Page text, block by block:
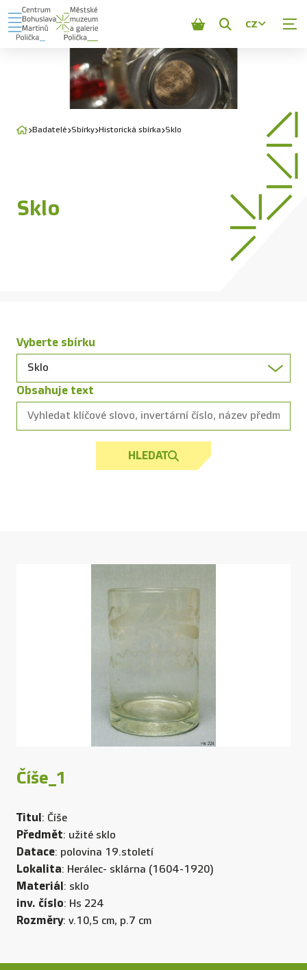
Zobrazit
vyhledávání
CZ
Badatelé Sbírky Historická sbírka Sklo
Sklo
Vyberte sbírku
Obsahuje text
HLEDAT
Číše_1
Titul: Číše
Předmět: užité sklo
Datace: polovina 19.století
Lokalita: Herálec- sklárna (1604-1920)
Materiál: sklo
inv. číslo: Hs 224
Rozměry: v.10,5 cm, p.7 cm